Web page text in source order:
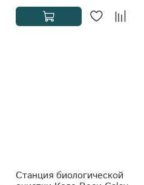
Станция биологической